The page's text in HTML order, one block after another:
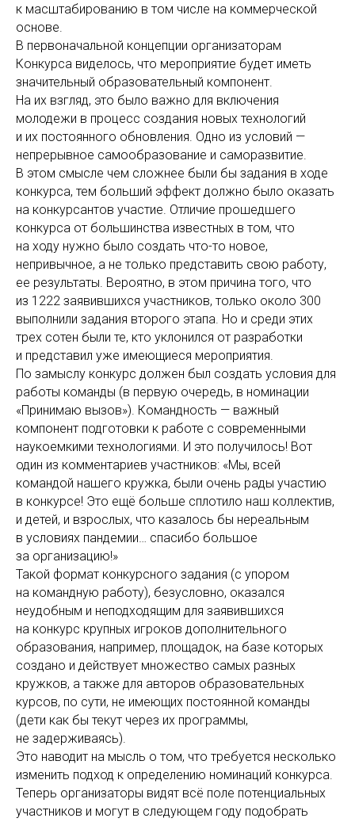
к масштабированию в том числе на коммерческой
основе.
В первоначальной концепции организаторам
Конкурса виделось, что мероприятие будет иметь
значительный образовательный компонент.
На их взгляд, это было важно для включения
молодежи в процесс создания новых технологий
и их постоянного обновления. Одно из условий —
непрерывное самообразование и саморазвитие.
В этом смысле чем сложнее были бы задания в ходе
конкурса, тем больший эффект должно было оказать
на конкурсантов участие. Отличие прошедшего
конкурса от большинства известных в том, что
на ходу нужно было создать что-то новое,
непривычное, а не только представить свою работу,
ее результаты. Вероятно, в этом причина того, что
из 1222 заявившихся участников, только около 300
выполнили задания второго этапа. Но и среди этих
трех сотен были те, кто уклонился от разработки
и представил уже имеющиеся мероприятия.
По замыслу конкурс должен был создать условия для
работы команды (в первую очередь, в номинации
«Принимаю вызов»). Командность — важный
компонент подготовки к работе с современными
наукоемкими технологиями. И это получилось! Вот
один из комментариев участников: «Мы, всей
командой нашего кружка, были очень рады участию
в конкурсе! Это ещё больше сплотило наш коллектив,
и детей, и взрослых, что казалось бы нереальным
в условиях пандемии… спасибо большое
за организацию!»
Такой формат конкурсного задания (с упором
на командную работу), безусловно, оказался
неудобным и неподходящим для заявившихся
на конкурс крупных игроков дополнительного
образования, например, площадок, на базе которых
создано и действует множество самых разных
кружков, а также для авторов образовательных
курсов, по сути, не имеющих постоянной команды
(дети как бы текут через их программы,
не задерживаясь).
Это наводит на мысль о том, что требуется несколько
изменить подход к определению номинаций конкурса.
Теперь организаторы видят всё поле потенциальных
участников и могут в следующем году подобрать